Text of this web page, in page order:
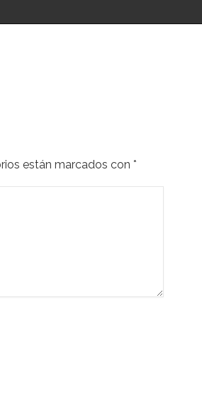
están marcados con *